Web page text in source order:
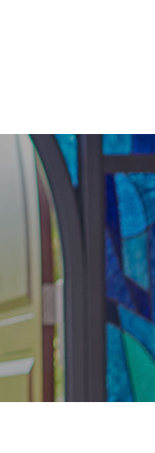
フロアガイド
ギャラリー
アクセス
紹介キャン